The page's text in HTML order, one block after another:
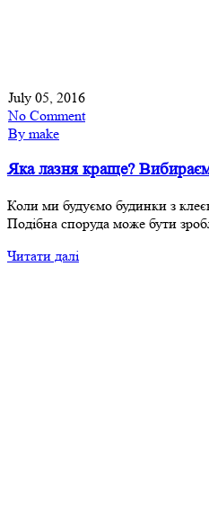
July 05, 2016
No Comment
By make
Яка лазня краще?
Коли ми будуємо будинки з
Подібна споруда може бути
Читати далі